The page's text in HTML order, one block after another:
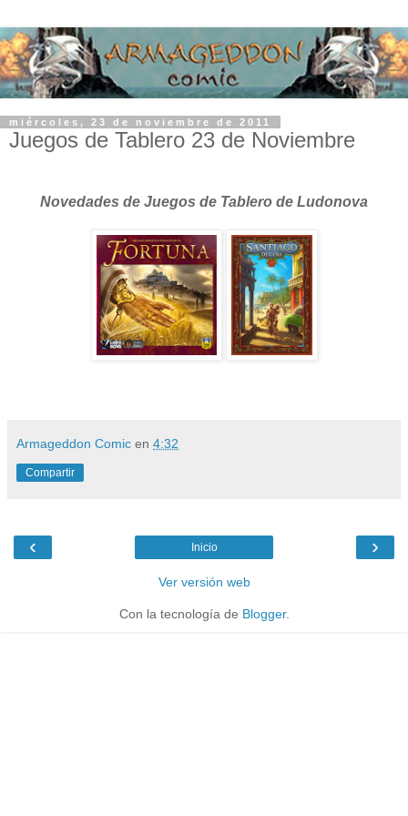
miércoles, 23 de noviembre de 2011
Juegos de Tablero 23 de Noviembre
Novedades de Juegos de Tablero de Ludonova
Armageddon Comic en 4:32
Compartir
‹ ›
Inicio
Ver versión web
Con la tecnología de Blogger.